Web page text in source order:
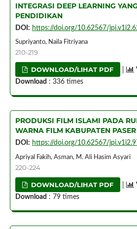
INTEGRASI DEEP LEARNING
PENDIDIKAN
DOI: https://doi.org/10.62567/
Supriyanto, Naila Fitriyana
210-219
DOWNLOAD/LIHAT PDF
Download : 336 times
PRODUKSI FILM ISLAMI PADA
WARNA FILM KABUPATEN PASER
DOI: https://doi.org/10.62567/
Apriyal Fakih, Asman, M. Ali Hasim Asyari
220-224
DOWNLOAD/LIHAT PDF
Download : 79 times